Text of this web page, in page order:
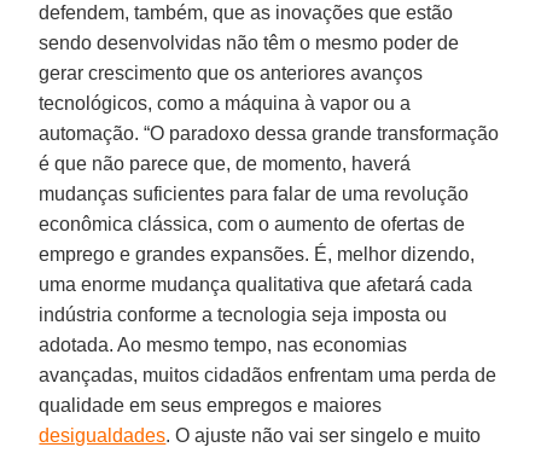
defendem, também, que as inovações que estão
sendo desenvolvidas não têm o mesmo poder de
gerar crescimento que os anteriores avanços
tecnológicos, como a máquina à vapor ou a
automação. “O paradoxo dessa grande transformação
é que não parece que, de momento, haverá
mudanças suficientes para falar de uma revolução
econômica clássica, com o aumento de ofertas de
emprego e grandes expansões. É, melhor dizendo,
uma enorme mudança qualitativa que afetará cada
indústria conforme a tecnologia seja imposta ou
adotada. Ao mesmo tempo, nas economias
avançadas, muitos cidadãos enfrentam uma perda de
qualidade em seus empregos e maiores
desigualdades. O ajuste não vai ser singelo e muito